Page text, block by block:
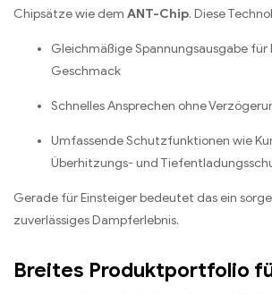
Chipsätze wie dem ANT-Chip. Diese
Gleichmäßige Spannungsausgabe für
Geschmack
Schnelles Ansprechen ohne
Umfassende Schutzfunktionen wie
Überhitzungs- und
Gerade für Einsteiger bedeutet das ein
zuverlässiges Dampferlebnis.
Breites Produktportfolio